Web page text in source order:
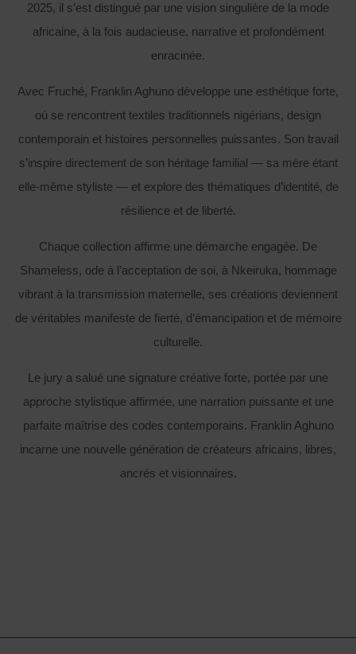
2025, il s’est distingué par une vision singulière de la mode
africaine, à la fois audacieuse, narrative et profondément
enracinée.
Avec Fruché, Franklin Aghuno développe une esthétique forte,
où se rencontrent textiles traditionnels nigérians, design
contemporain et histoires personnelles puissantes. Son travail
s’inspire directement de son héritage familial — sa mère étant
elle-même styliste — et explore des thématiques d’identité, de
résilience et de liberté.
Chaque collection affirme une démarche engagée. De
Shameless, ode à l’acceptation de soi, à Nkeiruka, hommage
vibrant à la transmission maternelle, ses créations deviennent
de véritables manifeste de fierté, d’émancipation et de mémoire
culturelle.
Le jury a salué une signature créative forte, portée par une
approche stylistique affirmée, une narration puissante et une
parfaite maîtrise des codes contemporains. Franklin Aghuno
incarne une nouvelle génération de créateurs africains, libres,
ancrés et visionnaires.